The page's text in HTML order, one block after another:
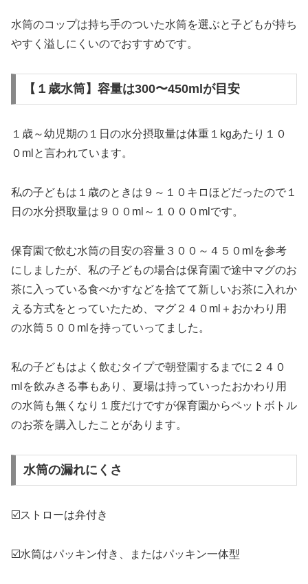
水筒のコップは持ち手のついた水筒を選ぶと子どもが持ち
やすく溢しにくいのでおすすめです。
【１歳水筒】容量は300〜450mlが目安
１歳～幼児期の１日の水分摂取量は体重１kgあたり１０
０mlと言われています。
私の子どもは１歳のときは９～１０キロほどだったので１
日の水分摂取量は９００ml～１０００mlです。
保育園で飲む水筒の目安の容量３００～４５０mlを参考
にしましたが、私の子どもの場合は保育園で途中マグのお
茶に入っている食べかすなどを捨てて新しいお茶に入れか
える方式をとっていたため、マグ２４０ml＋おかわり用
の水筒５００mlを持っていってました。
私の子どもはよく飲むタイプで朝登園するまでに２４０
mlを飲みきる事もあり、夏場は持っていったおかわり用
の水筒も無くなり１度だけですが保育園からペットボトル
のお茶を購入したことがあります。
水筒の漏れにくさ
☑️ストローは弁付き
☑️水筒はパッキン付き、またはパッキン一体型